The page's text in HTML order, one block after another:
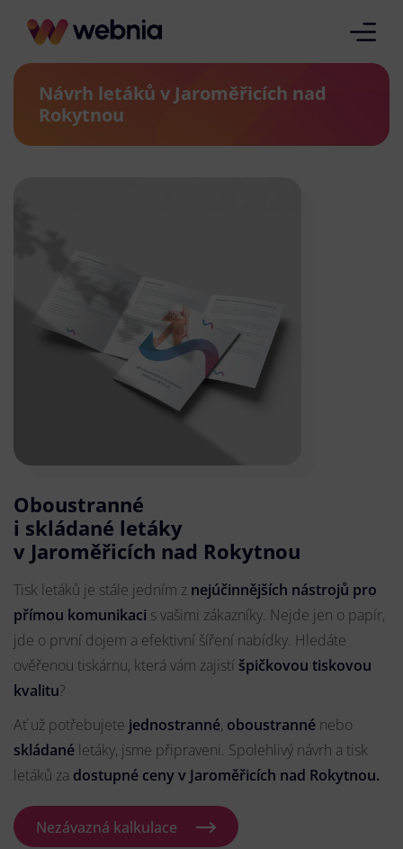
Návrh letáků v Jaroměřicích nad
Rokytnou
Oboustranné
i skládané letáky
v Jaroměřicích nad Rokytnou
Tisk letáků je stále jedním z nejúčinnějších nástrojů pro
přímou komunikaci s vašimi zákazníky. Nejde jen o papír,
jde o první dojem a efektivní šíření nabídky. Hledáte
ověřenou tiskárnu, která vám zajistí špičkovou tiskovou
kvalitu?
Ať už potřebujete jednostranné, oboustranné nebo
skládané letáky, jsme připraveni. Spolehlivý návrh a tisk
letáků za dostupné ceny v Jaroměřicích nad Rokytnou.
Nezávazná kalkulace